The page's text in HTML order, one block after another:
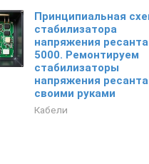
Принципиальная
стабилизатора
напряжения
5000. Ремонтируем
стабилизаторы
напряжения ресанта
своими руками
Кабели